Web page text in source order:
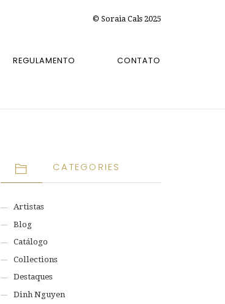
© Soraia Cals 2025
REGULAMENTO CONTATO
CATEGORIES
Artistas
Blog
Catálogo
Collections
Destaques
Dinh Nguyen